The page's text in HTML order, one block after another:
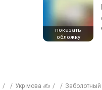
показать
обложку
Укр мова ✍ Заболотный